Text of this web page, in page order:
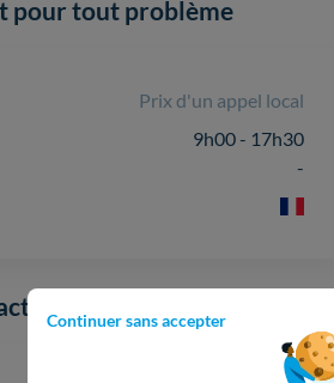
Continuer sans accepter
pour tout problème
Prix d'un appel local
9h00 - 17h30
-
du Siège Social Enargia